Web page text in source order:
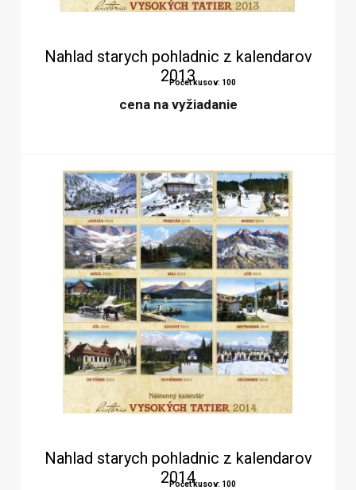
Nahlad starych pohladnic z kalendarov
2013
Počet kusov: 100
cena na vyžiadanie
Nahlad starych pohladnic z kalendarov
2014
Počet kusov: 100